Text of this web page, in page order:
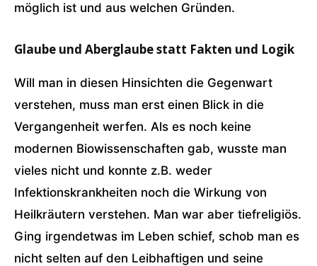
möglich ist und aus welchen Gründen.
Glaube und Aberglaube statt Fakten und Logik
Will man in diesen Hinsichten die Gegenwart
verstehen, muss man erst einen Blick in die
Vergangenheit werfen. Als es noch keine
modernen Biowissenschaften gab, wusste man
vieles nicht und konnte z.B. weder
Infektionskrankheiten noch die Wirkung von
Heilkräutern verstehen. Man war aber tiefreligiös.
Ging irgendetwas im Leben schief, schob man es
nicht selten auf den Leibhaftigen und seine